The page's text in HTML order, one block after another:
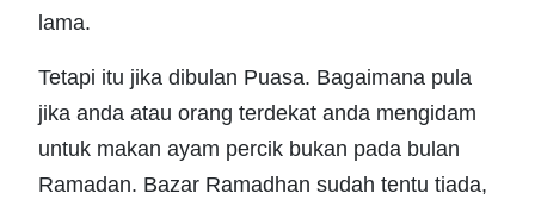
lama.
Tetapi itu jika dibulan Puasa. Bagaimana pula
jika anda atau orang terdekat anda mengidam
untuk makan ayam percik bukan pada bulan
Ramadan. Bazar Ramadhan sudah tentu tiada,